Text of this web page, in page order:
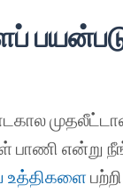
பாணி என்று
உத்திகளை